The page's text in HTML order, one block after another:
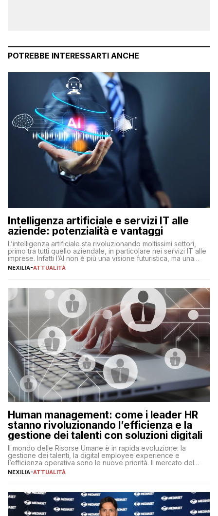
POTREBBE INTERESSARTI ANCHE
Intelligenza artificiale e servizi IT alle
aziende: potenzialità e vantaggi
L’intelligenza artificiale sta rivoluzionando moltissimi settori,
primo tra tutti quello aziendale, in particolare nei servizi IT alle
imprese. Infatti l’AI non è più una visione futuristica, ma una
realtà operativa che sta portando a un cambio significativo in
operazioni, bensì comporta […]
NEXILIA-ATTUALITÀ
Human management: come i leader HR
stanno rivoluzionando l’efficienza e la
gestione dei talenti con soluzioni digitali
Il mondo delle Risorse Umane è in rapida evoluzione: la
gestione dei talenti, la digital employee experience e
l’efficienza operativa sono le nuove priorità. Il mercato del
lavoro, d’altra parte, è sempre più competitivo con una lotta
NEXILIA-ATTUALITÀ